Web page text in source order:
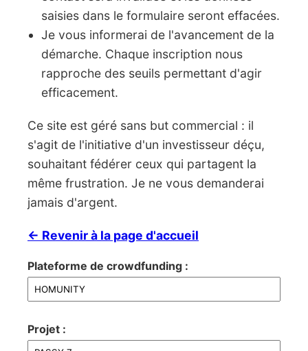
saisies dans le formulaire seront effacées.
Je vous informerai de l'avancement de la
démarche. Chaque inscription nous
rapproche des seuils permettant d'agir
efficacement.
Ce site est géré sans but commercial : il
s'agit de l'initiative d'un investisseur déçu,
souhaitant fédérer ceux qui partagent la
même frustration. Je ne vous demanderai
jamais d'argent.
← Revenir à la page d'accueil
Plateforme de crowdfunding :
Projet :